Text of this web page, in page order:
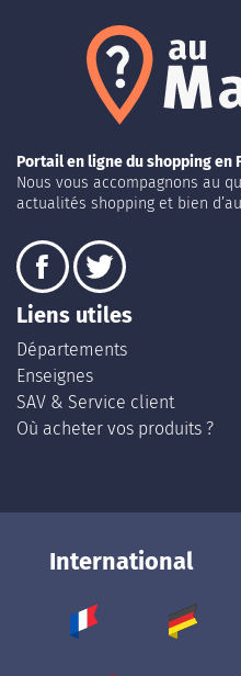
Portail en ligne du shopping en
Nous vous accompagnons au
actualités shopping et bien
Liens utiles
Départements
Enseignes
SAV & Service client
Où acheter vos produits ?
International